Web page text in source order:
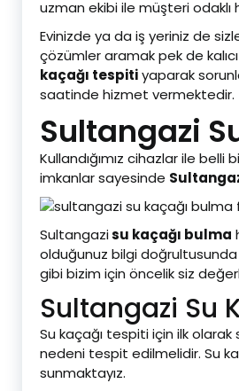
uzman ekibi ile müşteri odaklı
Evinizde ya da iş yeriniz de
çözümler aramak pek de
kaçağı tespitiyaparak
saatinde hizmet vermektedir.
Sultangazi
Kullandığımız cihazlar ile
imkanlar sayesinde
Sultangazisu kaçağı bulma
olduğunuz bilgi
gibi bizim için öncelik siz
Sultangazi Su
Su kaçağı tespiti için ilk
nedeni tespit edilmelidir. Su
sunmaktayız.